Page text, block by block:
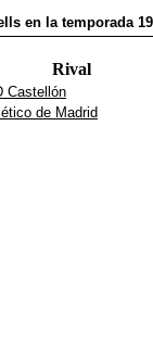
en la temporada
Rival
Castellón
de Madrid